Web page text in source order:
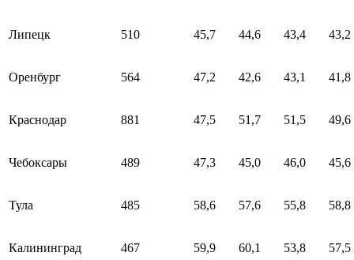
Липецк 510 45,7 44,6 43,4 43,2
Оренбург 564 47,2 42,6 43,1 41,8
Краснодар 881 47,5 51,7 51,5 49,6
Чебоксары 489 47,3 45,0 46,0 45,6
Тула 485 58,6 57,6 55,8 58,8
Калининград 467 59,9 60,1 53,8 57,5